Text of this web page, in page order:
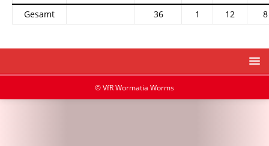
Gesamt 36 1 12 8
© VfR Wormatia Worms